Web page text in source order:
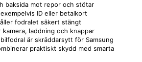
baksida mot repor och stötar
ID eller betalkort
fodralet säkert stängt
laddning och knappar
är skräddarsytt för Samsung
praktiskt skydd med smarta